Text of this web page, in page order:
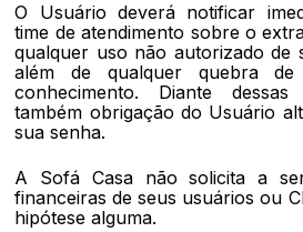
O Usuário deverá notificar
time de atendimento sobre o
qualquer uso não autorizado de
além de qualquer quebra
conhecimento. Diante
também obrigação do Usuário
sua senha.
A Sofá Casa não solicita a
financeiras de seus usuários ou
hipótese alguma.